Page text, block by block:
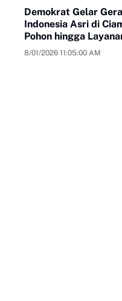
Demokrat Gelar
Indonesia Asri di
Pohon hingga
Gratis
8/01/2026 11:05:00 AM